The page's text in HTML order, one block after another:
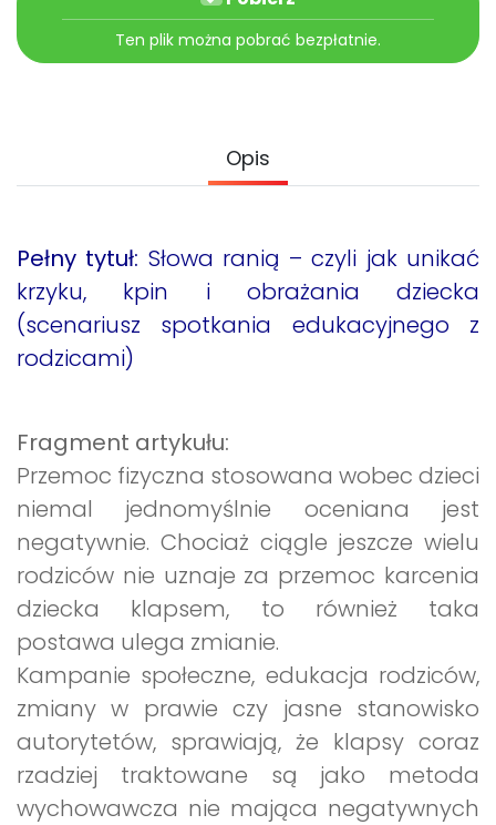
Archiwalne numery
Pomoc
Promocje
Ten plik można pobrać bezpłatnie.
Opis
Pełny tytuł: Słowa ranią – czyli jak unikać
krzyku, kpin i obrażania dziecka
(scenariusz spotkania edukacyjnego z
rodzicami)
Fragment artykułu:
Przemoc fizyczna stosowana wobec dzieci
niemal jednomyślnie oceniana jest
negatywnie. Chociaż ciągle jeszcze wielu
rodziców nie uznaje za przemoc karcenia
dziecka klapsem, to również taka
postawa ulega zmianie.
Kampanie społeczne, edukacja rodziców,
zmiany w prawie czy jasne stanowisko
autorytetów, sprawiają, że klapsy coraz
rzadziej traktowane są jako metoda
wychowawcza nie mająca negatywnych